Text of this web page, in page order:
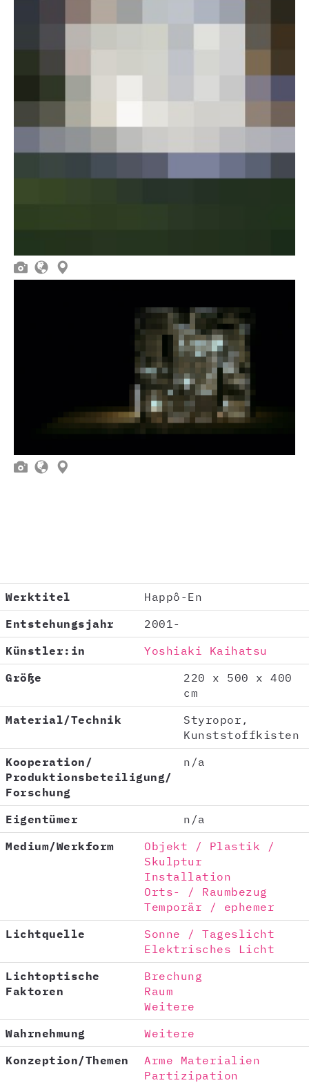
  
  
Werktitel
Happô-En
Entstehungsjahr
2001-
Künstler:in
Yoshiaki Kaihatsu
Größe
220 x 500 x 400
cm
Material/Technik
Styropor,
Kunststoffkisten
Kooperation/
Produktionsbeteiligung/
Forschung
n/a
Eigentümer
n/a
Medium/Werkform
Objekt / Plastik /
Skulptur
Installation
Orts- / Raumbezug
Temporär / ephemer
Lichtquelle
Sonne / Tageslicht
Elektrisches Licht
Lichtoptische
Faktoren
Brechung
Raum
Weitere
Wahrnehmung
Weitere
Konzeption/Themen
Arme Materialien
Partizipation